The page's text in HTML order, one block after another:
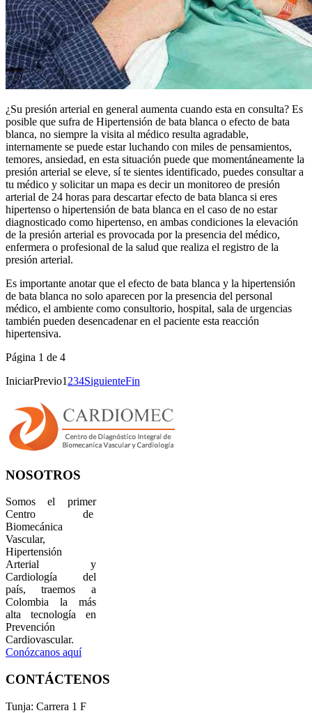
¿Su presión arterial en general aumenta cuando esta en consulta? Es
posible que sufra de Hipertensión de bata blanca o efecto de bata
blanca, no siempre la visita al médico resulta agradable,
internamente se puede estar luchando con miles de pensamientos,
temores, ansiedad, en esta situación puede que momentáneamente la
presión arterial se eleve, sí te sientes identificado, puedes consultar a
tu médico y solicitar un mapa es decir un monitoreo de presión
arterial de 24 horas para descartar efecto de bata blanca si eres
hipertenso o hipertensión de bata blanca en el caso de no estar
diagnosticado como hipertenso, en ambas condiciones la elevación
de la presión arterial es provocada por la presencia del médico,
enfermera o profesional de la salud que realiza el registro de la
presión arterial.
Es importante anotar que el efecto de bata blanca y la hipertensión
de bata blanca no solo aparecen por la presencia del personal
médico, el ambiente como consultorio, hospital, sala de urgencias
también pueden desencadenar en el paciente esta reacción
hipertensiva.
Página 1 de 4
IniciarPrevio1 234SiguienteFin
NOSOTROS
Somos el primer
Centro de
Biomecánica
Vascular,
Hipertensión
Arterial y
Cardiología del
país, traemos a
Colombia la más
alta tecnología en
Prevención
Cardiovascular.
Conózcanos aquí
CONTÁCTENOS
Tunja: Carrera 1 F